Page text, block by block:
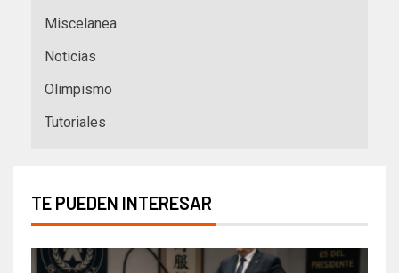
Miscelanea
Noticias
Olimpismo
Tutoriales
TE PUEDEN INTERESAR